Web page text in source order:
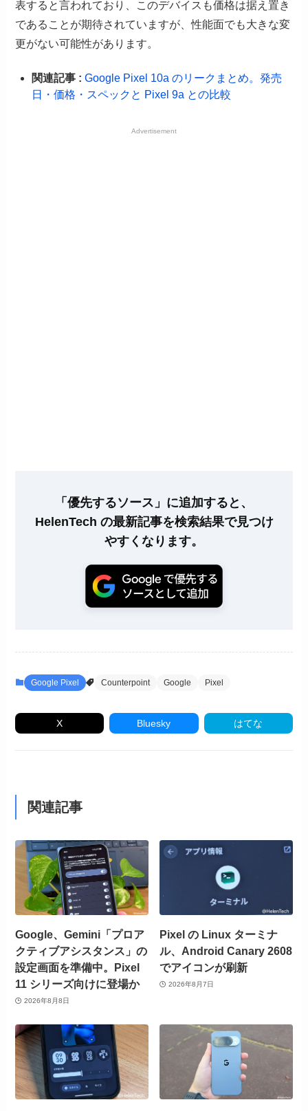
表すると言われており、このデバイスも価格は据え置き
であることが期待されていますが、性能面でも大きな変
更がない可能性があります。
関連記事 : Google Pixel 10a のリークまとめ。発売
日・価格・スペックと Pixel 9a との比較
Advertisement
「優先するソース」に追加すると、
HelenTech の最新記事を検索結果で見つけ
やすくなります。
Google Pixel Counterpoint Google Pixel
X Bluesky はてな
関連記事
Google、Gemini「プロア
クティブアシスタンス」の
設定画面を準備中。Pixel
11 シリーズ向けに登場か
2026年8月8日
Pixel の Linux ターミナ
ル、Android Canary 2608
でアイコンが刷新
2026年8月7日